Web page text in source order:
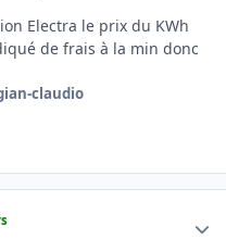
Electra le prix du KWh
de frais à la min donc
claudio